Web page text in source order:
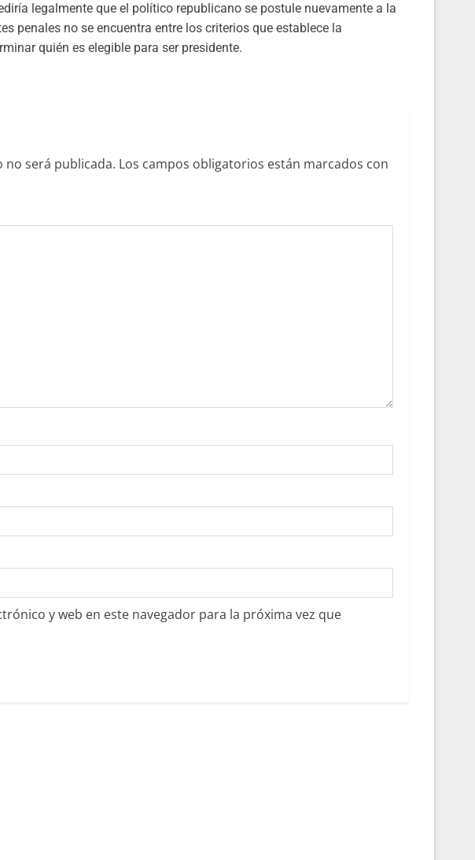
legalmente que el político republicano se postule nuevamente a la
penales no se encuentra entre los criterios que establece la
quién es elegible para ser presidente.
será publicada. Los campos obligatorios están marcados con
y web en este navegador para la próxima vez que